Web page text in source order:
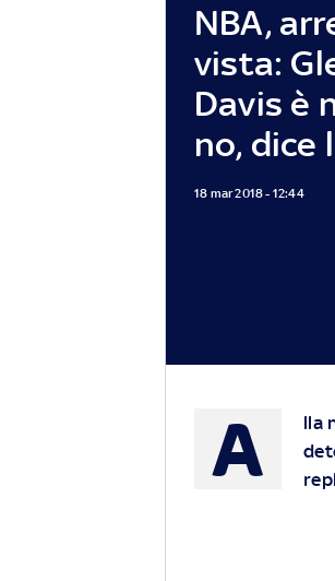
NBA,
vista:
Davis è
no, dice
18 mar 2018 - 12:44
A
lla